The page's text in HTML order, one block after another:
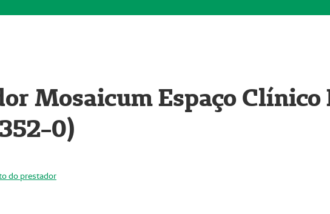
Mosaicum Espaço Clínico
0)
do prestador